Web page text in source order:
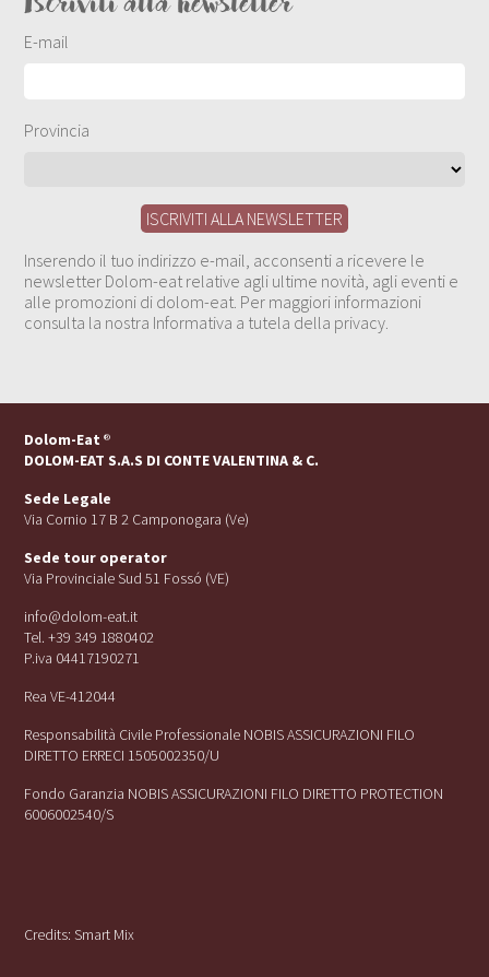
E-mail
Provincia
Inserendo il tuo indirizzo e-mail, acconsenti a ricevere le
newsletter Dolom-eat relative agli ultime novità, agli eventi e
alle promozioni di dolom-eat. Per maggiori informazioni
consulta la nostra Informativa a tutela della privacy.
Dolom-Eat ®
DOLOM-EAT S.A.S DI CONTE VALENTINA & C.
Sede Legale
Via Cornio 17 B 2 Camponogara (Ve)
Sede tour operator
Via Provinciale Sud 51 Fossó (VE)
info@dolom-eat.it
Tel. +39 349 1880402
P.iva 04417190271
Rea VE-412044
Responsabilità Civile Professionale NOBIS ASSICURAZIONI FILO
DIRETTO ERRECI 1505002350/U
Fondo Garanzia NOBIS ASSICURAZIONI FILO DIRETTO PROTECTION
6006002540/S
Credits:Smart Mix